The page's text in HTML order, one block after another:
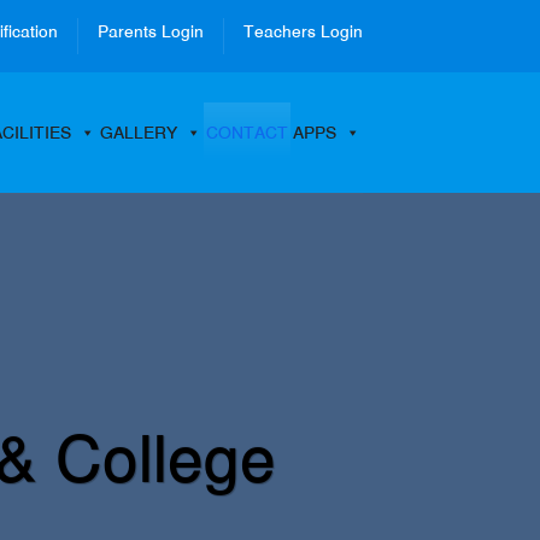
Parents Login Teachers Login
GALLERY CONTACT APPS
College